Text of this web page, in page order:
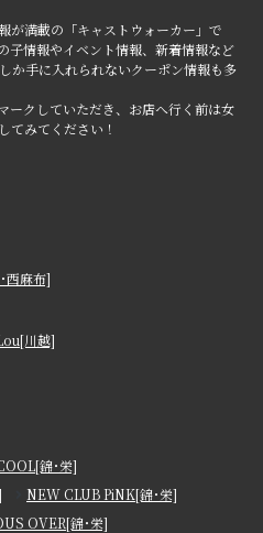
が満載の「キャストウォーカー」で
子情報やイベント情報、新着情報など
か手に入れられないクーポン情報も多
ークしていただき、お店へ行く前は女
てみてください！
西麻布]
川越]
錦･栄]
NEW CLUB PiNK[錦･栄]
OVER[錦･栄]